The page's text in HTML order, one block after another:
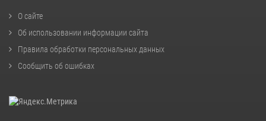
О сайте
Об использовании информации сайта
Правила обработки персональных данных
Сообщить об ошибках